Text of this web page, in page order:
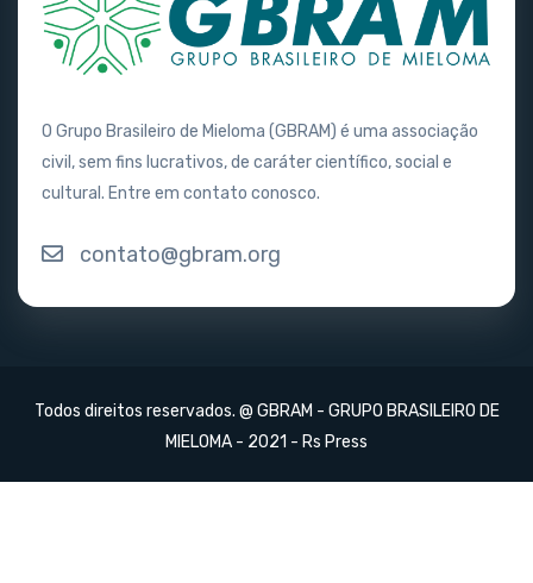
O Grupo Brasileiro de Mieloma (GBRAM) é uma associação
civil, sem fins lucrativos, de caráter científico, social e
cultural. Entre em contato conosco.
contato@gbram.org
Todos direitos reservados. @ GBRAM - GRUPO BRASILEIRO DE
MIELOMA - 2021 - Rs Press